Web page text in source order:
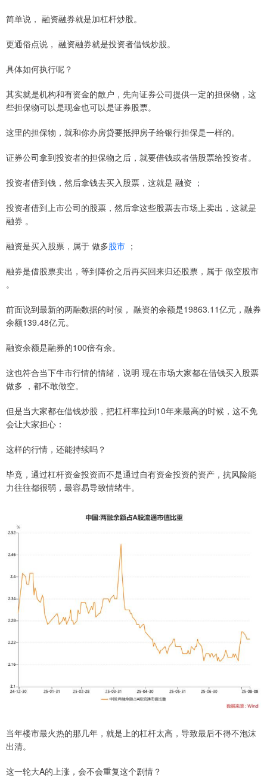
简单说， 融资融券就是加杠杆炒股。
更通俗点说， 融资融券就是投资者借钱炒股。
具体如何执行呢？
其实就是机构和有资金的散户，先向证券公司提供一定的担保物，这
些担保物可以是现金也可以是证券股票。
这里的担保物，就和你办房贷要抵押房子给银行担保是一样的。
证券公司拿到投资者的担保物之后，就要借钱或者借股票给投资者。
投资者借到钱，然后拿钱去买入股票，这就是 融资 ；
投资者借到上市公司的股票，然后拿这些股票去市场上卖出，这就是
融券 。
融资是买入股票，属于 做多股市 ；
融券是借股票卖出，等到降价之后再买回来归还股票，属于 做空股市
。
前面说到最新的两融数据的时候， 融资的余额是19863.11亿元，融券
余额139.48亿元。
融资余额是融券的100倍有余。
这也符合当下牛市行情的情绪，说明 现在市场大家都在借钱买入股票
做多 ，都不敢做空。
但是当大家都在借钱炒股，把杠杆率拉到10年来最高的时候，这不免
会让大家担心：
这样的行情，还能持续吗？
毕竟，通过杠杆资金投资而不是通过自有资金投资的资产，抗风险能
力往往都很弱，最容易导致情绪牛。
当年楼市最火热的那几年，就是上的杠杆太高，导致最后不得不泡沫
出清。
这一轮大A的上涨，会不会重复这个剧情？